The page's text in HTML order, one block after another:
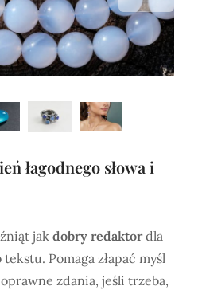
łagodnego słowa i
jak dobry redaktordla
Pomaga złapać myśl
zdania, jeśli trzeba,